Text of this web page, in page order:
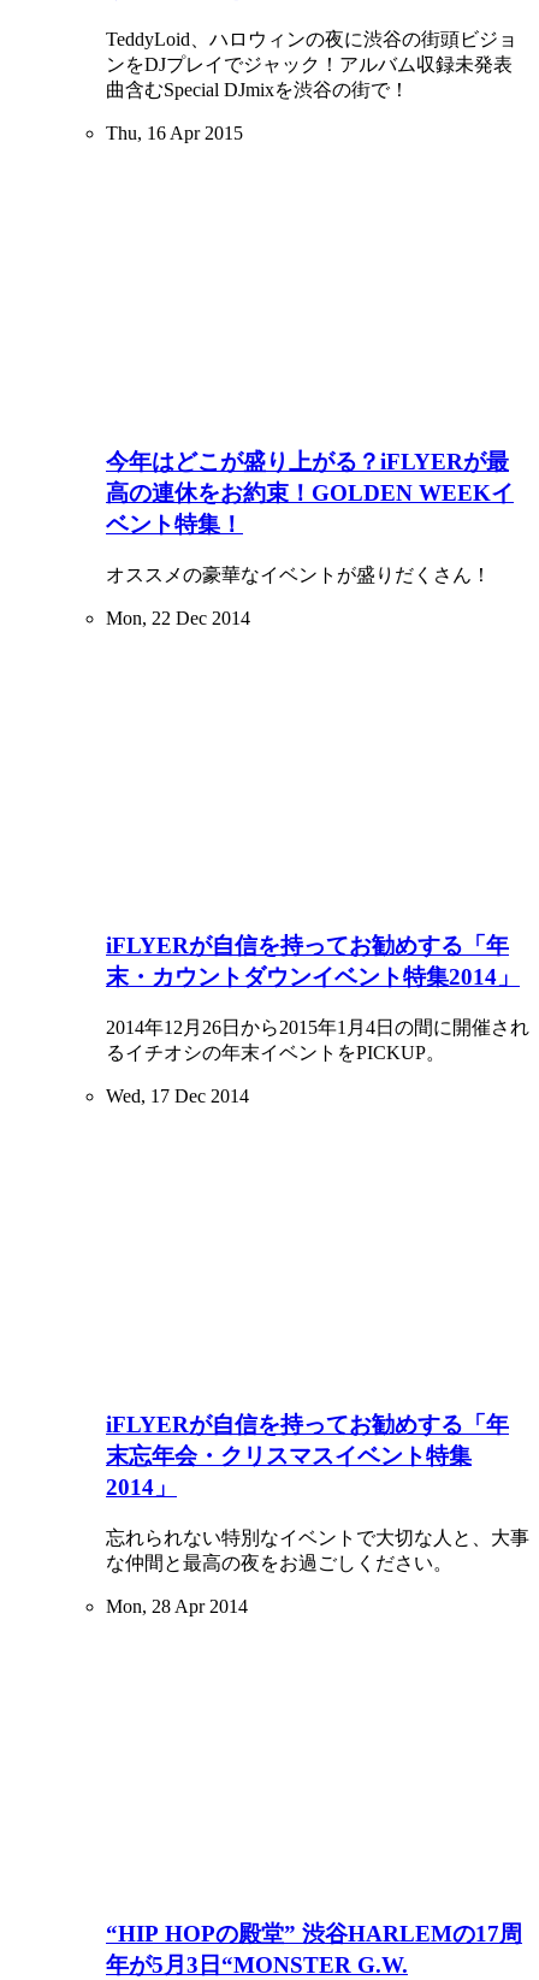
TeddyLoid、ハロウィンの夜に渋谷の街頭ビジョ
ンをDJプレイでジャック！アルバム収録未発表
曲含むSpecial DJmixを渋谷の街で！
Thu, 16 Apr 2015
今年はどこが盛り上がる？iFLYERが最
高の連休をお約束！GOLDEN WEEKイ
ベント特集！
オススメの豪華なイベントが盛りだくさん！
Mon, 22 Dec 2014
iFLYERが自信を持ってお勧めする「年
末・カウントダウンイベント特集2014」
2014年12月26日から2015年1月4日の間に開催され
るイチオシの年末イベントをPICKUP。
Wed, 17 Dec 2014
iFLYERが自信を持ってお勧めする「年
末忘年会・クリスマスイベント特集
2014」
忘れられない特別なイベントで大切な人と、大事
な仲間と最高の夜をお過ごしください。
Mon, 28 Apr 2014
“HIP HOPの殿堂” 渋谷HARLEMの17周
年が5月3日“MONSTER G.W.